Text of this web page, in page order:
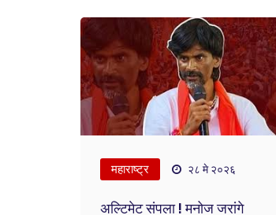
महाराष्ट्र २८ मे २०२६
अल्टिमेट संपला ! मनोज जरांगे